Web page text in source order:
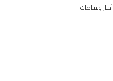
أخبار ونشاطات